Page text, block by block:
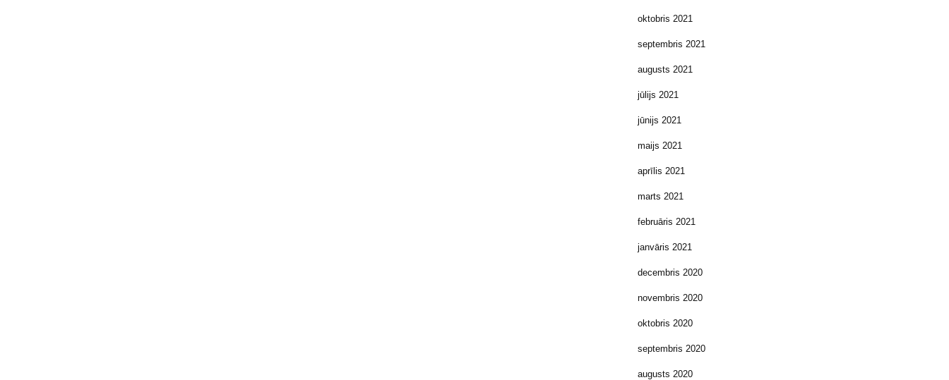
oktobris 2021
septembris 2021
augusts 2021
jūlijs 2021
jūnijs 2021
maijs 2021
aprīlis 2021
marts 2021
februāris 2021
janvāris 2021
decembris 2020
novembris 2020
oktobris 2020
septembris 2020
augusts 2020